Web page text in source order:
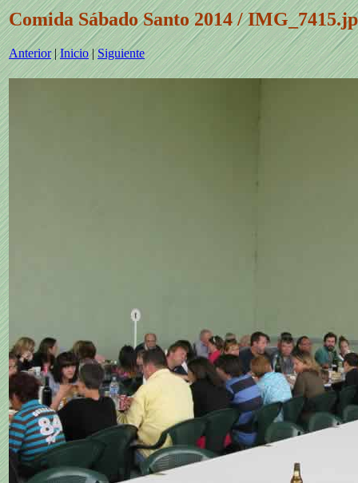
Comida Sábado Santo 2014 /
Anterior|Inicio|Siguiente